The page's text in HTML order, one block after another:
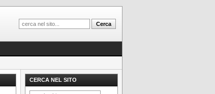
CERCA NEL SITO